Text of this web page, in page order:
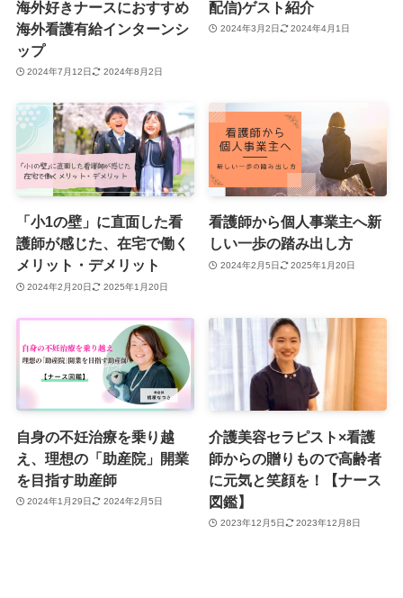
海外好きナースにおすすめ
海外看護有給インターンシ
ップ
2024年7月12日 2024年8月2日
配信)ゲスト紹介
2024年3月2日 2024年4月1日
「小1の壁」に直面した看
護師が感じた、在宅で働く
メリット・デメリット
2024年2月20日 2025年1月20日
看護師から個人事業主へ新
しい一歩の踏み出し方
2024年2月5日 2025年1月20日
自身の不妊治療を乗り越
え、理想の「助産院」開業
を目指す助産師
2024年1月29日 2024年2月5日
介護美容セラピスト×看護
師からの贈りもので高齢者
に元気と笑顔を！【ナース
図鑑】
2023年12月5日 2023年12月8日